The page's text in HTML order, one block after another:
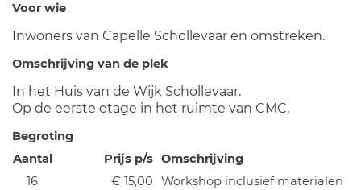
Voor wie
Inwoners van Capelle Schollevaar en omstreken.
Omschrijving van de plek
In het Huis van de Wijk Schollevaar.
Op de eerste etage in het ruimte van CMC.
Begroting
Aantal
Prijs p/s Omschrijving
16
€ 15,00 Workshop inclusief materialen